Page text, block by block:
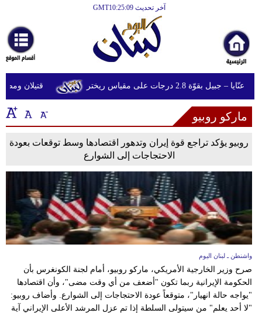
آخر تحديث GMT10:25:09
أخبارعاجلة
رياضة
ثقافة
إقتصاد
فن
صحة
وتغذية
وسفر
ديكور
قتيلان ومصابون جراء 14 غارة بقوّة 2.8 درجات على مقياس ريختر
ماركو روبيو
روبيو يؤكد تراجع قوة إيران وتدهور اقتصادها وسط توقعات بعودة
الاحتجاجات إلى الشوارع
واشنطن ـ لبنان اليوم
صرح وزير الخارجية الأمريكي، ماركو روبيو، أمام لجنة الكونغرس بأن
الحكومة الإيرانية ربما تكون "أضعف من أي وقت مضى"، وأن اقتصادها
"يواجه حالة انهيار"، متوقعاً عودة الاحتجاجات إلى الشوارع. وأضاف روبيو:
"لا أحد يعلم" من سيتولى السلطة إذا تم عزل المرشد الأعلى الإيراني آية